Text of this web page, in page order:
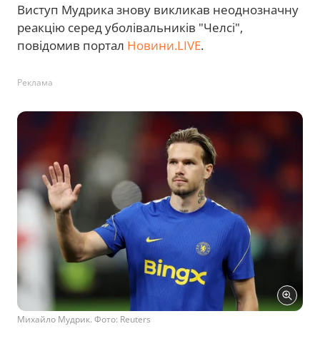
Виступ Мудрика знову викликав неоднозначну
реакцію серед уболівальників "Челсі",
повідомив портал Новини.LIVE.
Реклама
Михайло Мудрик. Фото: Reuters